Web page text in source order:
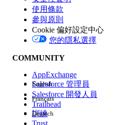
版本
經驗
使用條款
參與原則
Cookie 偏好設定中心
您的隱私選擇
COMMUNITY
AppExchange
Salesforce 管理員
Salesforce 開發人員
Trailhead
訓練
Trust
English
Français
Deutsch